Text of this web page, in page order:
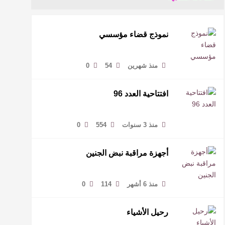
نموذج قضاء مؤسسي
منذ شهرين 54
0
افتتاحية العدد 96
منذ 3 سنوات 554
0
أجهزة مراقبة نبض الجنين
منذ 6 أشهر 114
0
رحيل الأشياء